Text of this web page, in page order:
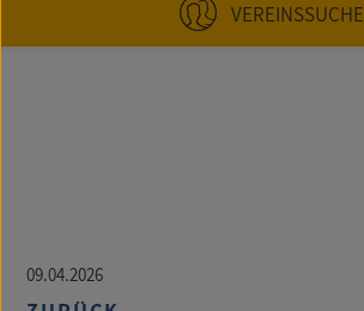
VEREINSSUCHE
09.04.2026